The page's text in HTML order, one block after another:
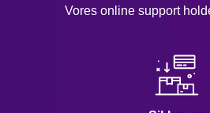
Vores online support